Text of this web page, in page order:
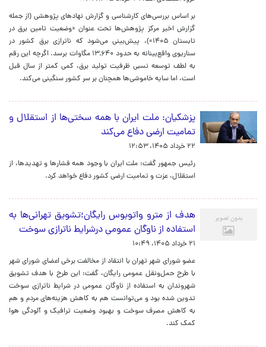
بر اساس بررسی‌های کارشناسی و گزارش‌ نهادهای پژوهشی (از جمله
گزارش اخیر مرکز پژوهش‌ها تحت عنوان «وضعیت تامین برق در
تابستان ۱۴۰۵»)، پیش‌بینی می‌شود که ناترازی برق کشور در
سناریوی واقع‌بینانه به حدود ۱۳,۶۴۰ مگاوات برسد. اگرچه این رقم
به لطف توسعه نسبی ظرفیت‌ تولید برق، کمی کمتر از سال قبل
است، اما سایه خاموشی‌ها همچنان بر سر کشور سنگینی می‌کند.
پزشکیان: ملت ایران با همه سختی‌ها از استقلال و
تمامیت ارضی دفاع می‌کند
۲۲ خرداد ۱۴۰۵، ۱۲:۵۳
رئیس جمهور گفت: ملت ایران با وجود همه فشارها و تهدیدها، از
استقلال، عزت و تمامیت ارضی کشور دفاع خواهد کرد.
هدف از مترو واتوبوس رایگان؛تشویق تهرانی‌ها به
استفاده از ناوگان عمومی درشرایط ناترازی سوخت
۲۱ خرداد ۱۴۰۵، ۱۰:۴۹
عضو شورای شهر تهران با انتقاد از مخالفت برخی اعضای شورای شهر
با طرح حمل‌ونقل عمومی رایگان، گفت: این طرح با هدف تشویق
شهروندان به استفاده از ناوگان عمومی در شرایط ناترازی سوخت
تدوین شده بود و می‌توانست هم به کاهش هزینه‌های مردم و هم
به کاهش مصرف سوخت و بهبود وضعیت ترافیک و آلودگی هوا
کمک کند.